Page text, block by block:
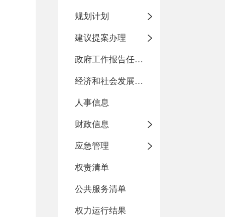
规划计划
建议提案办理
政府工作报告任务执行情况
经济和社会发展统计信息
人事信息
财政信息
应急管理
权责清单
公共服务清单
权力运行结果